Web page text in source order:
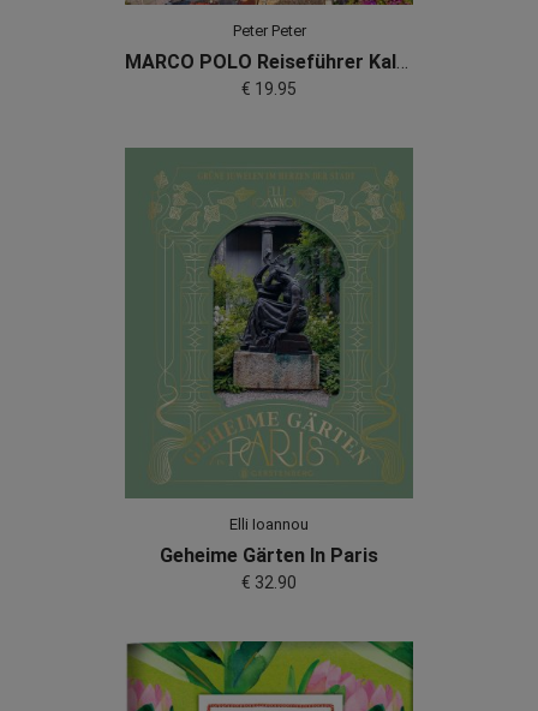
Peter Peter
MARCO POLO Reiseführer Kalabrien
€ 19.95
Elli Ioannou
Geheime Gärten In Paris
€ 32.90